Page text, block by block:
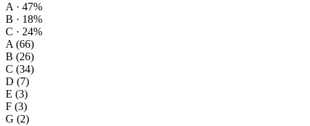
A · 47%
B · 18%
C · 24%
A (66)
B (26)
C (34)
D (7)
E (3)
F (3)
G (2)